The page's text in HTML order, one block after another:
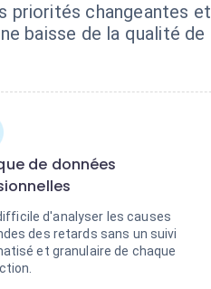
priorités changeantes et
baisse de la qualité de
de données
d'analyser les causes
des retards sans un suivi
et granulaire de chaque